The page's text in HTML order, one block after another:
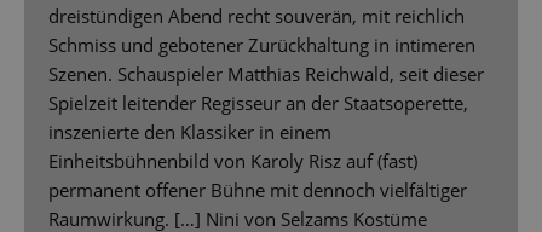
dreistündigen Abend recht souverän, mit reichlich
Schmiss und gebotener Zurückhaltung in intimeren
Szenen. Schauspieler Matthias Reichwald, seit dieser
Spielzeit leitender Regisseur an der Staatsoperette,
inszenierte den Klassiker in einem
Einheitsbühnenbild von Karoly Risz auf (fast)
permanent offener Bühne mit dennoch vielfältiger
Raumwirkung. […] Nini von Selzams Kostüme